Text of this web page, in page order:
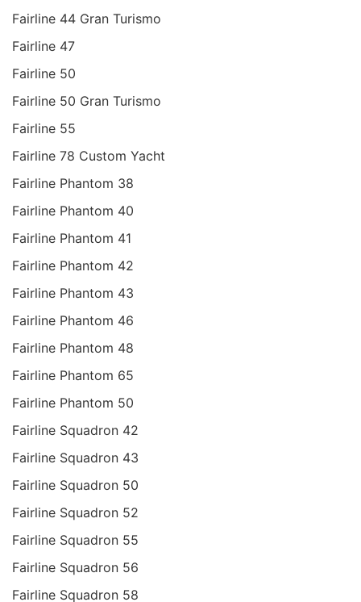
Fairline 44 Gran Turismo
Fairline 47
Fairline 50
Fairline 50 Gran Turismo
Fairline 55
Fairline 78 Custom Yacht
Fairline Phantom 38
Fairline Phantom 40
Fairline Phantom 41
Fairline Phantom 42
Fairline Phantom 43
Fairline Phantom 46
Fairline Phantom 48
Fairline Phantom 65
Fairline Phantom 50
Fairline Squadron 42
Fairline Squadron 43
Fairline Squadron 50
Fairline Squadron 52
Fairline Squadron 55
Fairline Squadron 56
Fairline Squadron 58